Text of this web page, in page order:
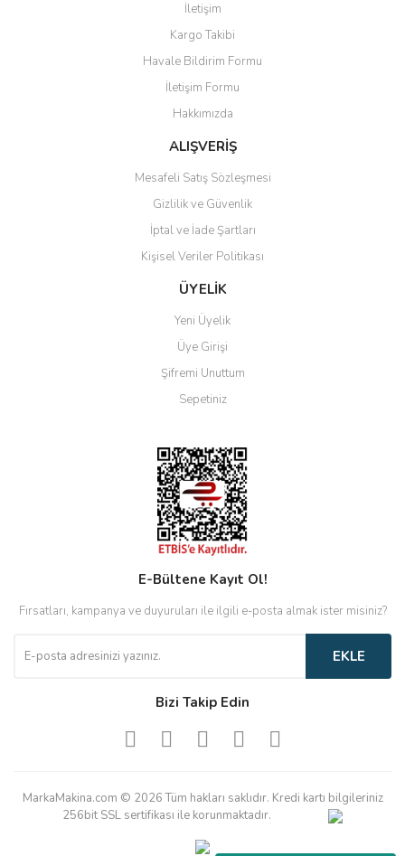
Ürün resmi kalitesiz, bozuk veya görüntülenemiyor.
Ürün açıklamasında eksik bilgiler bulunuyor.
Ürün bilgilerinde hatalar bulunuyor.
Gönder
İletişim
Kargo Takibi
Havale Bildirim Formu
İletişim Formu
Hakkımızda
ALIŞVERİŞ
Mesafeli Satış Sözleşmesi
Gizlilik ve Güvenlik
İptal ve İade Şartları
Kişisel Veriler Politikası
ÜYELİK
Yeni Üyelik
Üye Girişi
Şifremi Unuttum
Sepetiniz
E-Bültene Kayıt Ol!
Fırsatları, kampanya ve duyuruları ile ilgili e-posta almak ister misiniz?
EKLE
Bizi Takip Edin
MarkaMakina.com © 2026 Tüm hakları saklıdır. Kredi kartı bilgileriniz
256bit SSL sertifikası ile korunmaktadır.